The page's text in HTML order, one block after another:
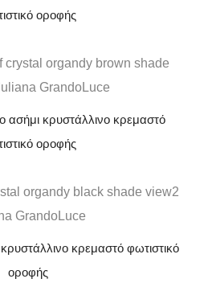
οροφής
ασήμι κρυστάλλινο κρεμαστό
οροφής
κρεμαστό φωτιστικό
οροφής